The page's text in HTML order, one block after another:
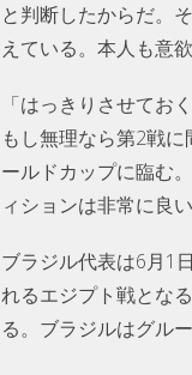
と判断したからだ。
えている。本人も意
「はっきりさせてお
もし無理なら第2戦
ールドカップに臨む
ィションは非常に良
ブラジル代表は6月1
れるエジプト戦とな
る。ブラジルはグル